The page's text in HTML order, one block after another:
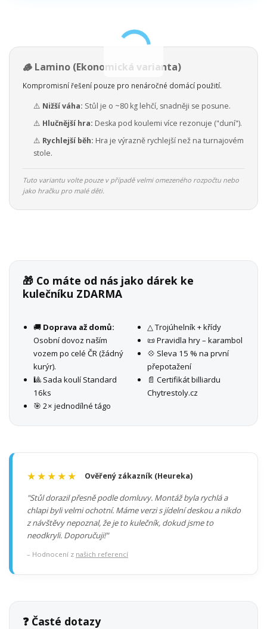
🪵 Lamino (Ekonomická varianta)
Kompromisní řešení pouze pro nenáročné domácí použití.
⚠️ Nižší váha: Stůl je o ~80 kg lehčí, snadněji se posune.
⚠️ Hlučnější hra: Deska pod koulemi více rezonuje ("duní").
⚠️ Rychlejší běh: Hra je výrazně rychlejší než na turnajovém
stole.
Tuto variantu volte pouze v případě velmi omezeného rozpočtu nebo
jako hračku pro malé děti.
🎁 Co máte od nás jako dárek ke
kulečníku ZDARMA
🚚 Doprava až domů:
Osobní dovoz naším
vozem po celé ČR (žádný
kurýr).
🎱 Sada koulí Standard
16ks
🎯 2× jednodílné tágo
△ Trojúhelník + křídy
📜 Pravidla hry – karambol
💠 Sleva 15 % na první
přepotažení
📄 Certifikát billiardu
Chytrestoly.cz
★★★★★ Ověřený zákazník (Heureka)
"Stůl dorazil přesně podle domluvy. Montáž byla rychlá a
chlapi byli velmi ochotní. Máme verzi s jídelní deskou a nikdo
z návštěvy nepoznal, že je to kulečník, dokud jsme to
neodkryli. Doporučuji!"
– Hodnocení z našich referencí
❓ Časté dotazy